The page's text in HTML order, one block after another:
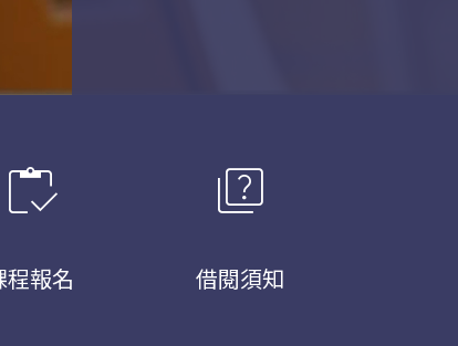
inventory
程報名
quiz
借閱須知